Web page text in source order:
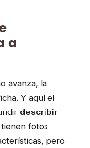
a
avanza, la
Y aquí el
describir
fotos
pero